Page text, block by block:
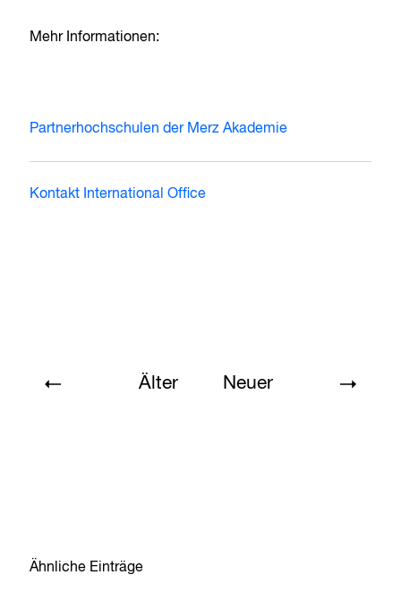
Mehr Informationen:
Partnerhochschulen der Merz Akademie
Kontakt International Office
Älter Neuer
Ähnliche Einträge